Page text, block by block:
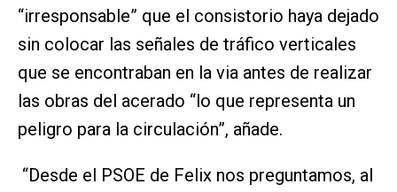
“irresponsable” que el consistorio haya dejado
sin colocar las señales de tráfico verticales
que se encontraban en la via antes de realizar
las obras del acerado “lo que representa un
peligro para la circulación”, añade.
“Desde el PSOE de Felix nos preguntamos, al